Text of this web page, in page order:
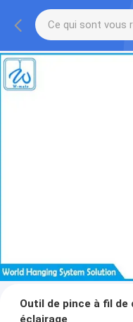
Outil de pince à fil de